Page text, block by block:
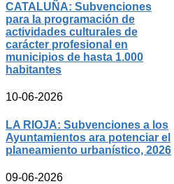
CATALUÑA: Subvenciones
para la programación de
actividades culturales de
carácter profesional en
municipios de hasta 1.000
habitantes
10-06-2026
LA RIOJA: Subvenciones a los
Ayuntamientos ara potenciar el
planeamiento urbanístico, 2026
09-06-2026